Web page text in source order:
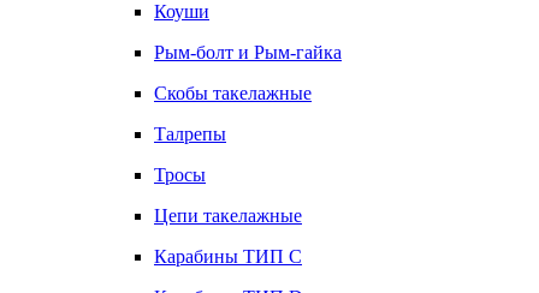
Коуши
Рым-болт и Рым-гайка
Скобы такелажные
Талрепы
Тросы
Цепи такелажные
Карабины ТИП C